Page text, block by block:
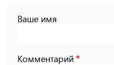
Ваше имя
Комментарий